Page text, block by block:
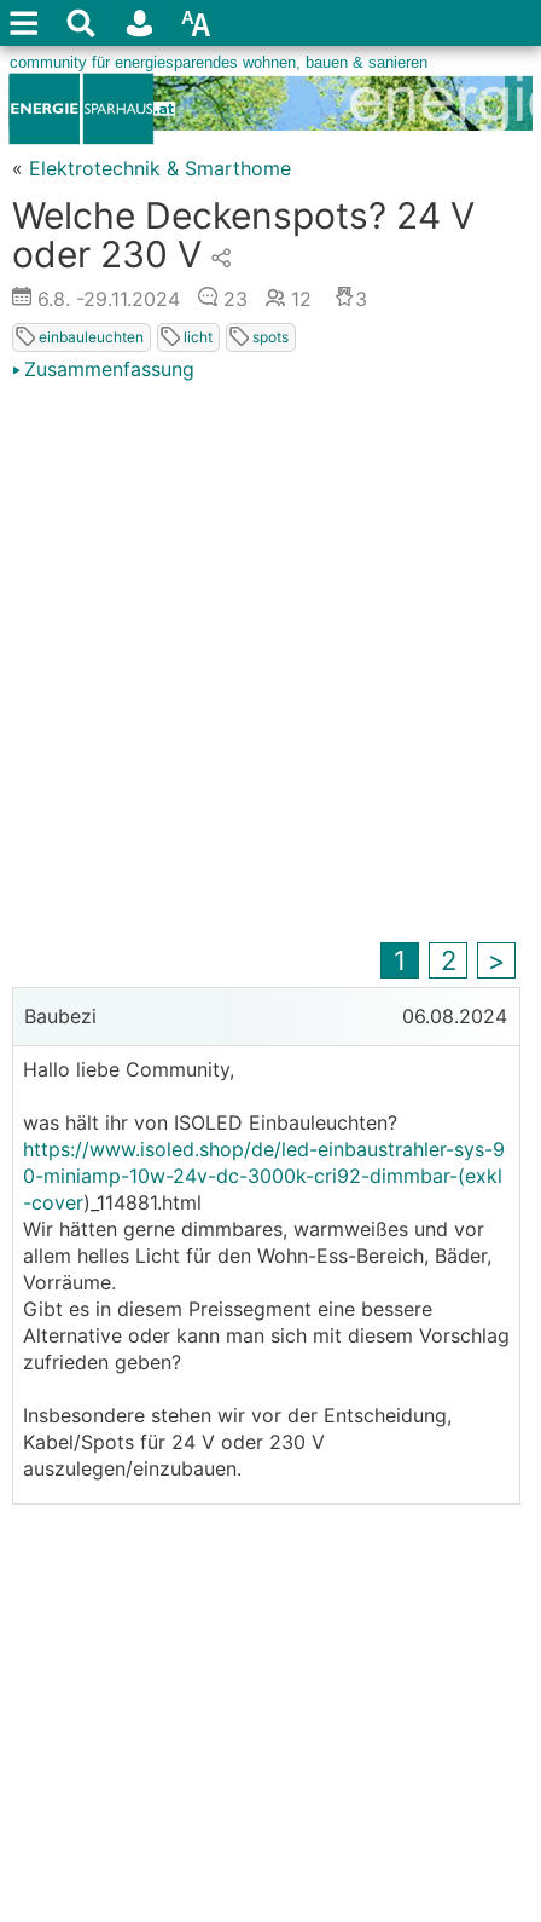
« Elektrotechnik & Smarthome
Welche Deckenspots? 24 V
oder 230 V
6.8. -29.11.2024 23 12 3
einbauleuchten licht spots
Zusammenfassung
1 2 >
Baubezi 06.08.2024
Hallo liebe Community,
was hält ihr von ISOLED Einbauleuchten?
https://www.isoled.shop/de/led-einbaustrahler-sys-9
0-miniamp-10w-24v-dc-3000k-cri92-dimmbar-(exkl
-cover)_114881.html
Wir hätten gerne dimmbares, warmweißes und vor
allem helles Licht für den Wohn-Ess-Bereich, Bäder,
Vorräume.
Gibt es in diesem Preissegment eine bessere
Alternative oder kann man sich mit diesem Vorschlag
zufrieden geben?
Insbesondere stehen wir vor der Entscheidung,
Kabel/Spots für 24 V oder 230 V
auszulegen/einzubauen.